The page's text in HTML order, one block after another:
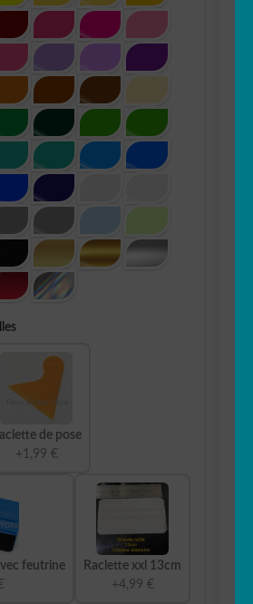
de pose
+1,99 €
feutrine Raclette xxl 13cm
+4,99 €